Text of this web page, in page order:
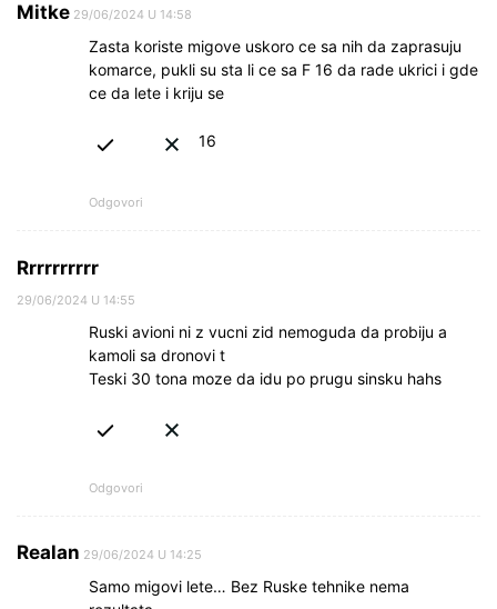
Mitke 29/06/2024 U 14:58
Zasta koriste migove uskoro ce sa nih da zaprasuju
komarce, pukli su sta li ce sa F 16 da rade ukrici i gde
ce da lete i kriju se
16
Odgovori
Rrrrrrrrrr
29/06/2024 U 14:55
Ruski avioni ni z vucni zid nemoguda da probiju a
kamoli sa dronovi t
Teski 30 tona moze da idu po prugu sinsku hahs
Odgovori
Realan 29/06/2024 U 14:25
Samo migovi lete… Bez Ruske tehnike nema